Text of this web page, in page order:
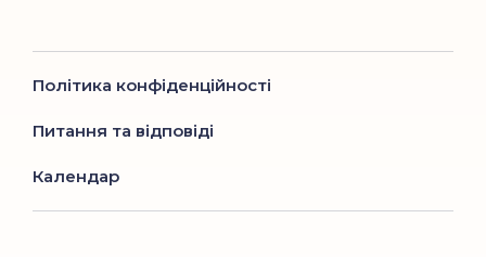
Політика конфіденційності
Питання та відповіді
Календар